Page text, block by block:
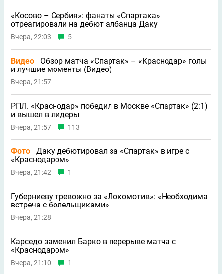
«Косово – Сербия»: фанаты «Спартака»
отреагировали на дебют албанца Даку
Вчера, 22:03 5
Видео
Обзор матча «Спартак» – «Краснодар» голы
и лучшие моменты (Видео)
Вчера, 21:57
РПЛ. «Краснодар» победил в Москве «Спартак» (2:1)
и вышел в лидеры
Вчера, 21:57 113
Фото
Даку дебютировал за «Спартак» в игре с
«Краснодаром»
Вчера, 21:42 1
Губерниеву тревожно за «Локомотив»: «Необходима
встреча с болельщиками»
Вчера, 21:28
Карседо заменил Барко в перерыве матча с
«Краснодаром»
Вчера, 21:10 1